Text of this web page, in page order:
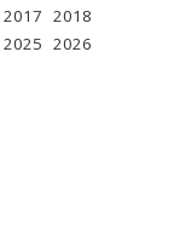
2017 2018
2025 2026